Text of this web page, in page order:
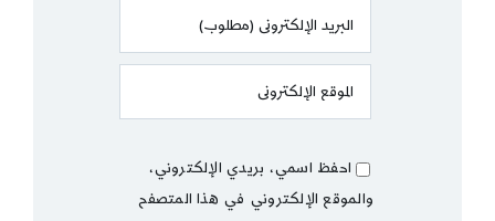
احفظ اسمي، بريدي الإلكتروني،
والموقع الإلكتروني في هذا المتصفح